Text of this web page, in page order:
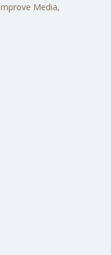
Media,